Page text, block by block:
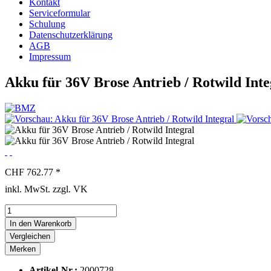
Kontakt
Serviceformular
Schulung
Datenschutzerklärung
AGB
Impressum
Akku für 36V Brose Antrieb / Rotwild
CHF 762.77 *
inkl. MwSt. zzgl. VK
In den Warenkorb
Vergleichen
Merken